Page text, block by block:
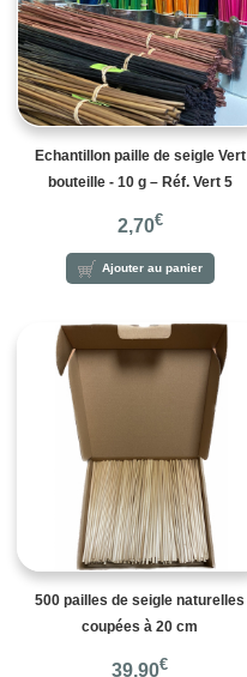
Echantillon paille de seigle Vert
bouteille - 10 g – Réf. Vert 5
2,70€
Ajouter au panier
500 pailles de seigle naturelles
coupées à 20 cm
39,90€